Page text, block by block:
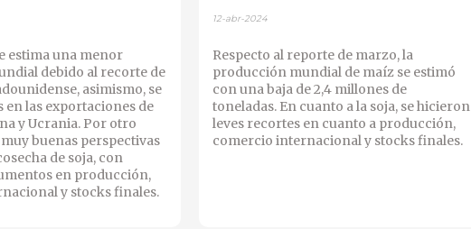
estima una menor
debido al recorte de
asimismo, se
en las exportaciones de
y Ucrania. Por otro
buenas perspectivas
de soja, con
en producción,
y stocks finales.
12-abr-2024
Respecto al reporte de marzo, la
producción mundial de maíz se estimó
con una baja de 2,4 millones de
toneladas. En cuanto a la soja, se hicieron
leves recortes en cuanto a producción,
comercio internacional y stocks finales.